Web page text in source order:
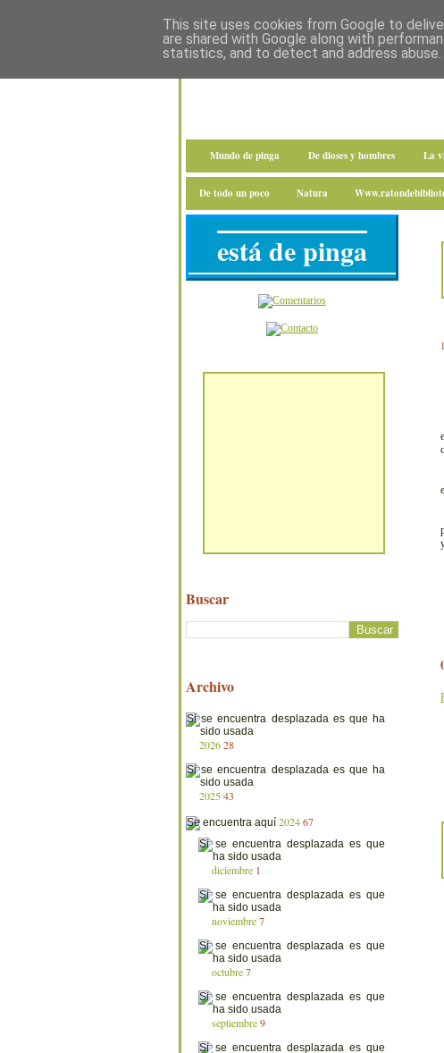
Mundo de pinga De dioses y hombres La
De todo un poco Natura
está de pinga
Buscar
Archivo
202628
202543
202467
diciembre 1
noviembre 7
octubre 7
septiembre 9
This site uses cookies from Google to
are shared with Google along with
statistics, and to detect and address abuse.